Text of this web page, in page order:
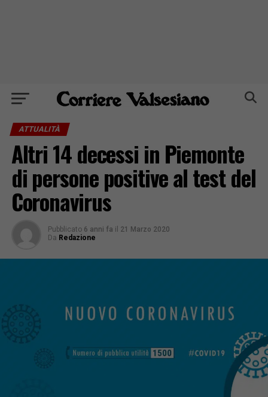
ATTUALITÀ
Altri 14 decessi in Piemonte
di persone positive al test del
Coronavirus
Pubblicato 6 anni fa il 21 Marzo 2020
Da Redazione